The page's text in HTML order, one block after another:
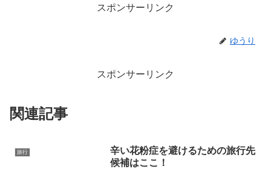
スポンサーリンク
ゆうり
スポンサーリンク
関連記事
旅行
辛い花粉症を避けるための旅行先
候補はここ！